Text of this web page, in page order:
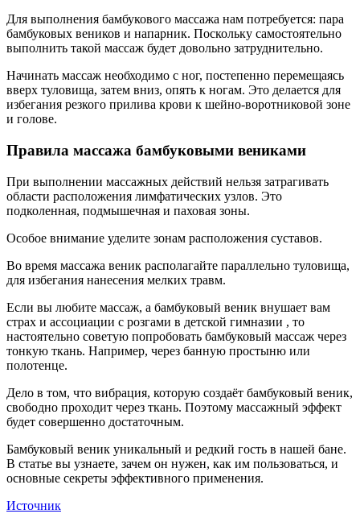
Для выполнения бамбукового массажа нам потребуется: пара
бамбуковых веников и напарник. Поскольку самостоятельно
выполнить такой массаж будет довольно затруднительно.
Начинать массаж необходимо с ног, постепенно перемещаясь
вверх туловища, затем вниз, опять к ногам. Это делается для
избегания резкого прилива крови к шейно-воротниковой зоне
и голове.
Правила массажа бамбуковыми вениками
При выполнении массажных действий нельзя затрагивать
области расположения лимфатических узлов. Это
подколенная, подмышечная и паховая зоны.
Особое внимание уделите зонам расположения суставов.
Во время массажа веник располагайте параллельно туловища,
для избегания нанесения мелких травм.
Если вы любите массаж, а бамбуковый веник внушает вам
страх и ассоциации с розгами в детской гимназии , то
настоятельно советую попробовать бамбуковый массаж через
тонкую ткань. Например, через банную простыню или
полотенце.
Дело в том, что вибрация, которую создаёт бамбуковый веник,
свободно проходит через ткань. Поэтому массажный эффект
будет совершенно достаточным.
Бамбуковый веник уникальный и редкий гость в нашей бане.
В статье вы узнаете, зачем он нужен, как им пользоваться, и
основные секреты эффективного применения.
Источник